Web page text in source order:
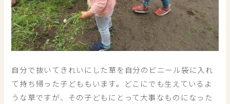
自分で抜いてきれいにした草を自分のビニール袋に入れ
て持ち帰った子どももいます。どこにでも生えているよ
うな草ですが、その子どもにとって大事なものになった